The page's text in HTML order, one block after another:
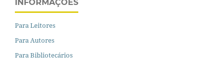
INFORMAÇÕES
Para Leitores
Para Autores
Para Bibliotecários